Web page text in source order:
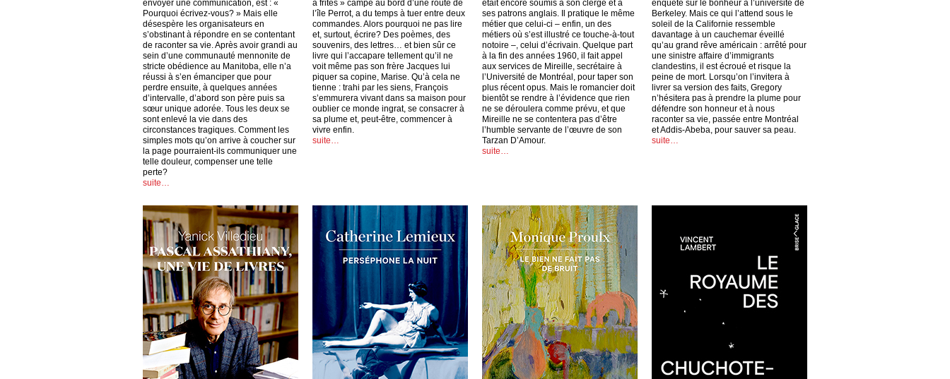
envoyer une communication, est : «
Pourquoi écrivez-vous? » Mais elle
désespère les organisateurs en
s’obstinant à répondre en se contentant
de raconter sa vie. Après avoir grandi au
sein d’une communauté mennonite de
stricte obédience au Manitoba, elle n’a
réussi à s’en émanciper que pour
perdre ensuite, à quelques années
d’intervalle, d’abord son père puis sa
sœur unique adorée. Tous les deux se
sont enlevé la vie dans des
circonstances tragiques. Comment les
simples mots qu’on arrive à coucher sur
la page pourraient-ils communiquer une
telle douleur, compenser une telle
perte?
suite…
à frites » campé au bord d’une route de
l’île Perrot, a du temps à tuer entre deux
commandes. Alors pourquoi ne pas lire
et, surtout, écrire? Des poèmes, des
souvenirs, des lettres… et bien sûr ce
livre qui l’accapare tellement qu’il ne
voit même pas son frère Jacques lui
piquer sa copine, Marise. Qu’à cela ne
tienne : trahi par les siens, François
s’emmurera vivant dans sa maison pour
oublier ce monde ingrat, se consacrer à
sa plume et, peut-être, commencer à
vivre enfin.
suite…
était encore soumis à son clergé et à
ses patrons anglais. Il pratique le même
métier que celui-ci – enfin, un des
métiers où s’est illustré ce touche-à-tout
notoire –, celui d’écrivain. Quelque part
à la fin des années 1960, il fait appel
aux services de Mireille, secrétaire à
l’Université de Montréal, pour taper son
plus récent opus. Mais le romancier doit
bientôt se rendre à l’évidence que rien
ne se déroulera comme prévu, et que
Mireille ne se contentera pas d’être
l’humble servante de l’œuvre de son
Tarzan D’Amour.
suite…
enquête sur le bonheur à l’université de
Berkeley. Mais ce qui l’attend sous le
soleil de la Californie ressemble
davantage à un cauchemar éveillé
qu’au grand rêve américain : arrêté pour
une sinistre affaire d’immigrants
clandestins, il est écroué et risque la
peine de mort. Lorsqu’on l’invitera à
livrer sa version des faits, Gregory
n’hésitera pas à prendre la plume pour
défendre son honneur et à nous
raconter sa vie, passée entre Montréal
et Addis-Abeba, pour sauver sa peau.
suite…